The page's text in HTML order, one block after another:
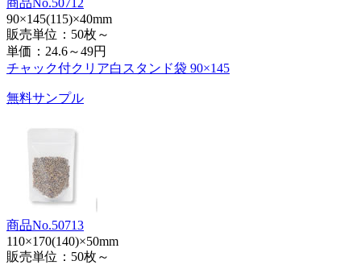
商品No.50712
90×145(115)×40mm
販売単位：50枚～
単価： 24.6～49円
チャック付クリア白スタンド袋 90×145
無料サンプル
商品No.50713
110×170(140)×50mm
販売単位：50枚～